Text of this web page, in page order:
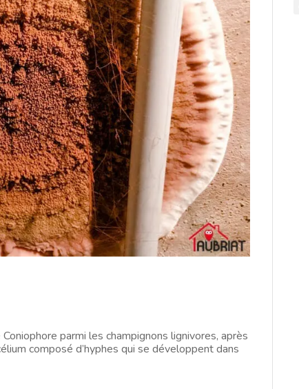
parmi les champignons lignivores, après
composé d’hyphes qui se développent dans